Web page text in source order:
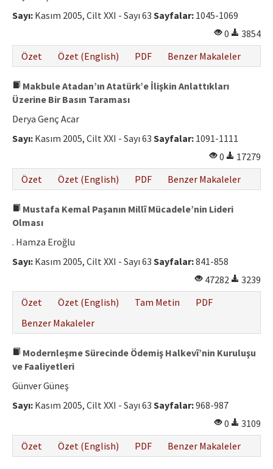
Sayı: Kasım 2005, Cilt XXI - Sayı 63 Sayfalar: 1045-1069
0
3854
Özet
Özet (English) PDF Benzer Makaleler
Makbule Atadan’ın Atatürk’e İlişkin Anlattıkları
Üzerine Bir Basın Taraması
Derya Genç Acar
Sayı: Kasım 2005, Cilt XXI - Sayı 63 Sayfalar: 1091-1111
0
17279
Özet
Özet (English) PDF Benzer Makaleler
Mustafa Kemal Paşanın Millî Mücadele’nin Lideri
Olması
. Hamza Eroğlu
Sayı: Kasım 2005, Cilt XXI - Sayı 63 Sayfalar:841-858
47282
3239
Özet
Özet (English) Tam Metin
PDF
Benzer Makaleler
Modernleşme Sürecinde Ödemiş Halkevî’nin Kuruluşu
ve Faaliyetleri
Günver Güneş
Sayı: Kasım 2005, Cilt XXI - Sayı 63 Sayfalar:968-987
0
3109
Özet
Özet (English) PDF Benzer Makaleler